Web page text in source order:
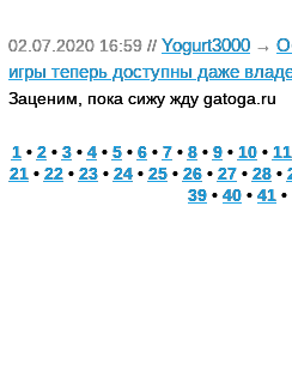
02.07.2020 16:59 // Yogurt3000 →
игры теперь доступны даже
Заценим, пока сижу жду gatoga.ru
1• 2• 3• 4• 5• 6• 7• 8• 9• 10• 11
21• 22• 23• 24• 25• 26• 27• 28•
39 • 40 • 41 •